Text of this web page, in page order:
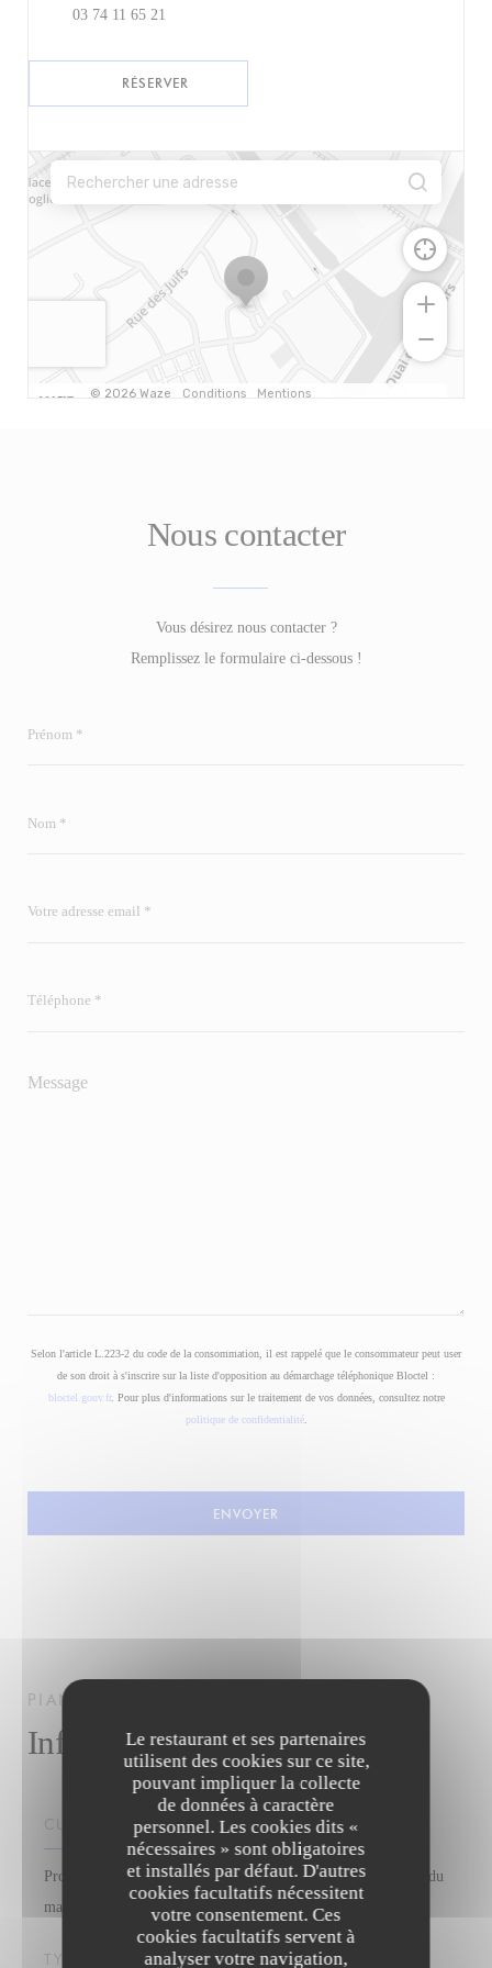
Le restaurant et ses partenaires
utilisent des cookies sur ce site,
pouvant impliquer la collecte
de données à caractère
personnel. Les cookies dits «
nécessaires » sont obligatoires
et installés par défaut. D'autres
cookies facultatifs nécessitent
votre consentement. Ces
cookies facultatifs servent à
analyser votre navigation,
03 74 11 65 21
RÉSERVER
Nous contacter
Vous désirez nous contacter ?
Remplissez le formulaire ci-dessous !
Selon l'article L.223-2 du code de la consommation, il est rappelé que le consommateur peut user
de son droit à s'inscrire sur la liste d'opposition au démarchage téléphonique Bloctel :
bloctel.gouv.fr. Pour plus d'informations sur le traitement de vos données, consultez notre
politique de confidentialité.
PIANOGRILL
Infos pratiques
CUISINE
Produits Locaux , Produits frais, Produits régionaux, Cuisine du
marché, Viandes et grillades
TYPE DE RESTAURANT